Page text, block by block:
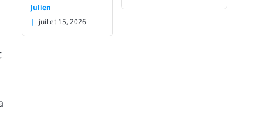
Julien
juillet 15, 2026